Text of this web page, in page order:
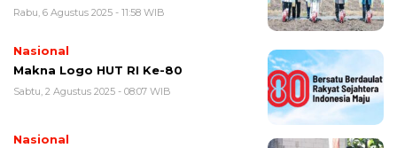
Rabu, 6 Agustus 2025 - 11:58 WIB
Nasional
Makna Logo HUT RI Ke-80
Sabtu, 2 Agustus 2025 - 08:07 WIB
Nasional